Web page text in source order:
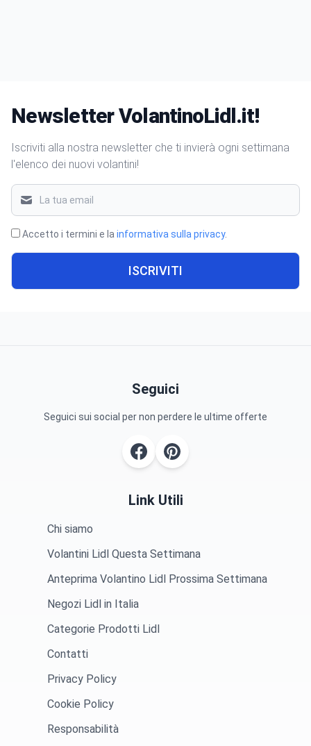
Newsletter VolantinoLidl.it!
Iscriviti alla nostra newsletter che ti invierà ogni settimana
l'elenco dei nuovi volantini!
Accetto i termini e lainformativa sulla privacy.
ISCRIVITI
Seguici
Seguici sui social per non perdere le ultime offerte
Link Utili
Chi siamo
Volantini Lidl Questa Settimana
Anteprima Volantino Lidl Prossima Settimana
Negozi Lidl in Italia
Categorie Prodotti Lidl
Contatti
Privacy Policy
Cookie Policy
Responsabilità